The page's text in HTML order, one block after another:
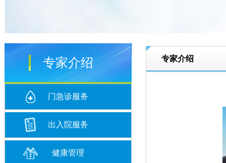
专家介绍
门急诊服务
出入院服务
健康管理
专家介绍